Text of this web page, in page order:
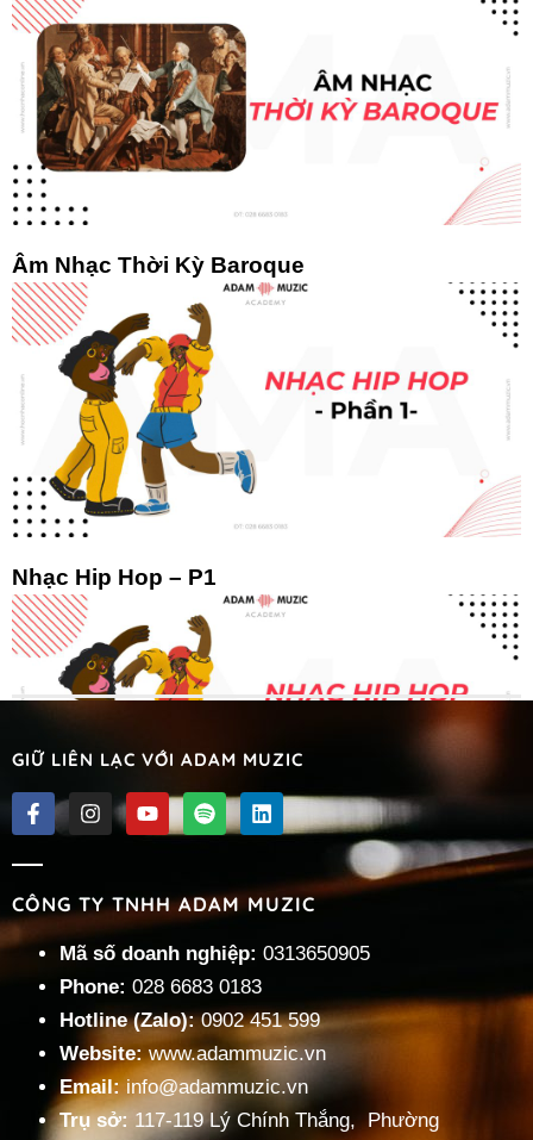
Âm Nhạc Thời Kỳ Baroque
Nhạc Hip Hop – P1
Nhạc Hip Hop – P2
« Trước 1 2 3 … 5 Tiếp »
GIỮ LIÊN LẠC VỚI ADAM MUZIC
CÔNG TY TNHH ADAM MUZIC
Mã số doanh nghiệp: 0313650905
Phone: 028 6683 0183
Hotline (Zalo):0902 451 599
Website:www.adammuzic.vn
Email:info@adammuzic.vn
Trụ sở: 117-119 Lý Chính Thắng, Phường